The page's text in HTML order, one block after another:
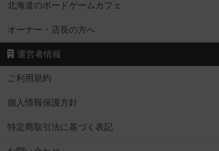
北海道のボードゲームカフェ
オーナー・店長の方へ
運営者情報
ご利用規約
個人情報保護方針
特定商取引法に基づく表記